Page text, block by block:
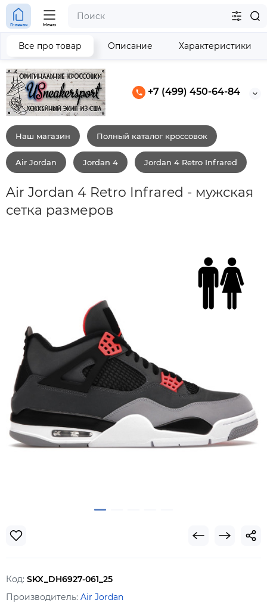
+7 (499) 450-64-84
Главная Меню
Наш магазин Полный каталог кроссовок
Air Jordan Jordan 4 Jordan 4 Retro Infrared
Air Jordan 4 Retro Infrared - мужская
сетка размеров
Все про товар Описание Характеристики
Код: SKX_DH6927-061_25
Производитель: Air Jordan